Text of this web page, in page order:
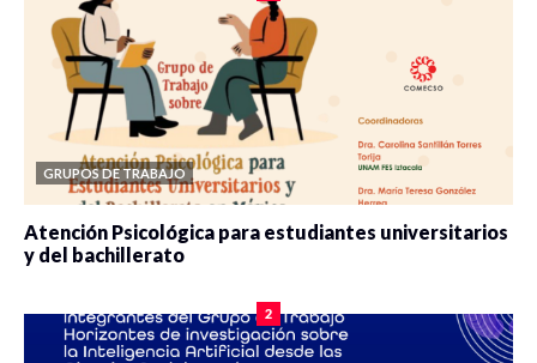
GRUPOS DE TRABAJO
Atención Psicológica para estudiantes universitarios
y del bachillerato
2